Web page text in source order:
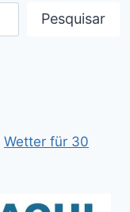
Pesquisar
Wetter für 30